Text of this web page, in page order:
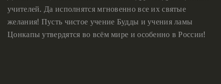
учителей. Да исполнятся мгновенно все их святые
желания! Пусть чистое учение Будды и учения ламы
Цонкапы утвердятся во всём мире и особенно в России!